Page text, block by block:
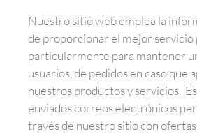
Nuestro sitio web emplea la
de proporcionar el mejor servicio
particularmente para mantener
usuarios, de pedidos en caso que
nuestros productos y servicios.
enviados correos electrónicos
través de nuestro sitio con ofertas